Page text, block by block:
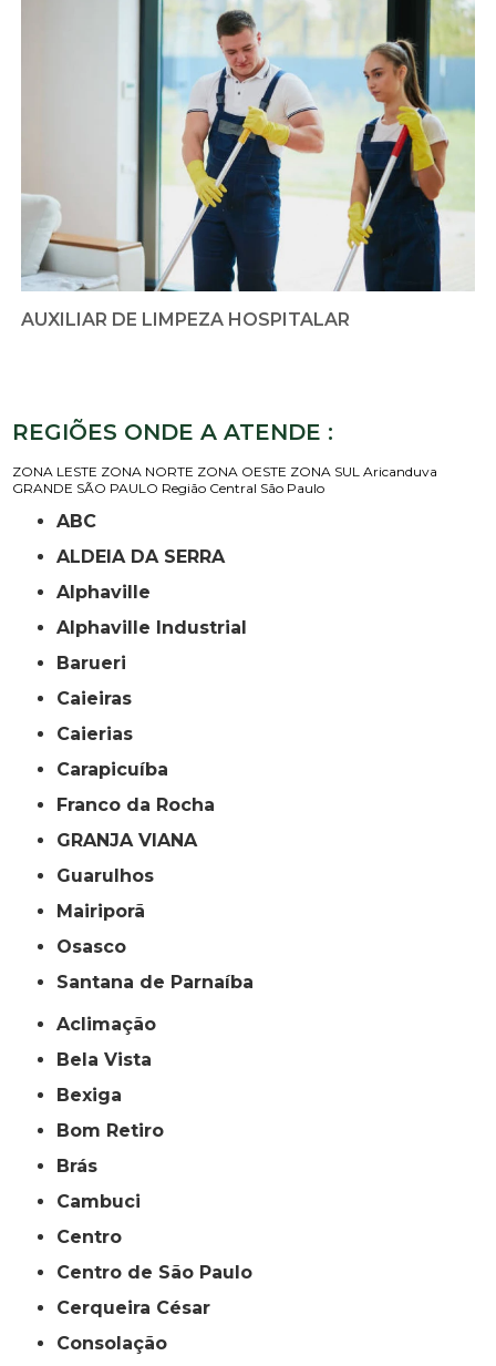
AUXILIAR DE LIMPEZA HOSPITALAR
REGIÕES ONDE A ATENDE :
ZONA LESTE ZONA NORTE ZONA OESTE ZONA SUL Aricanduva
GRANDE SÃO PAULO Região Central São Paulo
ABC
ALDEIA DA SERRA
Alphaville
Alphaville Industrial
Barueri
Caieiras
Caierias
Carapicuíba
Franco da Rocha
GRANJA VIANA
Guarulhos
Mairiporã
Osasco
Santana de Parnaíba
Aclimação
Bela Vista
Bexiga
Bom Retiro
Brás
Cambuci
Centro
Centro de São Paulo
Cerqueira César
Consolação